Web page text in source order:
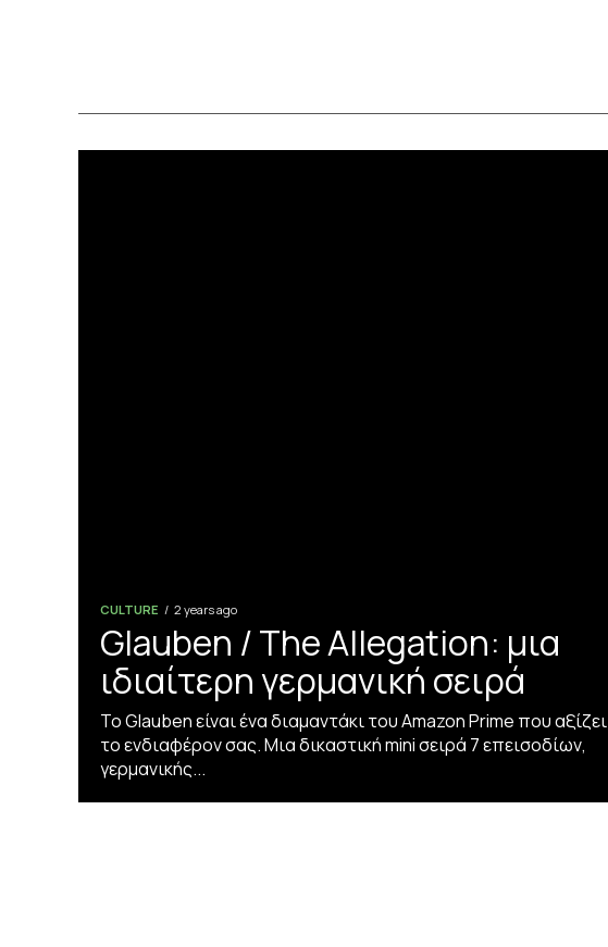
CULTURE 2 years ago
Glauben / The Allegation: μια
ιδιαίτερη γερμανική σειρά
Το Glauben είναι ένα διαμαντάκι του Amazon Prime που αξίζει
το ενδιαφέρον σας. Μια δικαστική mini σειρά 7 επεισοδίων,
γερμανικής...